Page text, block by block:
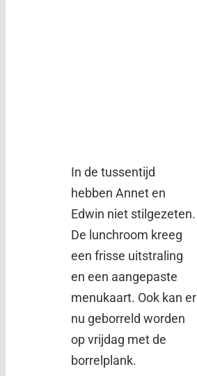
In de tussentijd
hebben Annet en
Edwin niet stilgezeten.
De lunchroom kreeg
een frisse uitstraling
en een aangepaste
menukaart. Ook kan er
nu geborreld worden
op vrijdag met de
borrelplank.